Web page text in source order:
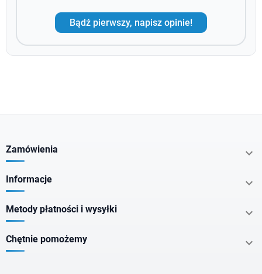
Bądź pierwszy, napisz opinie!
Zamówienia 
Informacje 
Metody płatności i wysyłki 
Chętnie pomożemy 